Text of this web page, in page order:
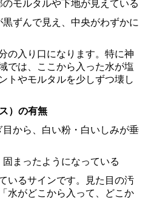
のモルタルや下地が見えている
ずんで見え、中央がわずかに
の入り口になります。特に神
では、ここから入った水が塩
トやモルタルを少しずつ壊し
）の有無
目から、白い粉・白いしみが垂
まったようになっている
いるサインです。見た目の汚
水がどこから入って、どこか